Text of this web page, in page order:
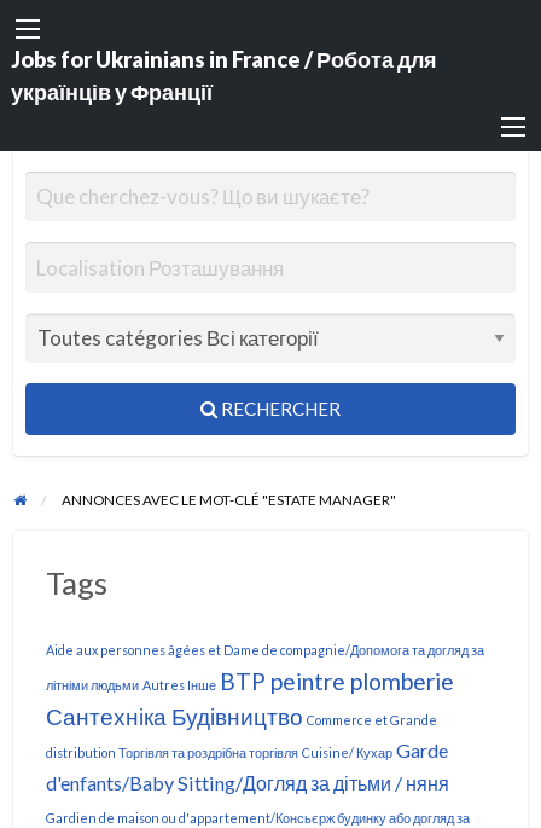
Jobs for Ukrainians in France / Робота для
українців у Франції
RECHERCHER
ANNONCES AVEC LE MOT-CLÉ "ESTATE MANAGER"
Tags
Aide aux personnes âgées et Dame de compagnie/Допомога та догляд за
літніми людьми Autres Інше BTP peintre plomberie
Сантехніка Будівництво Commerce et Grande
distribution Торгівля та роздрібна торгівля Cuisine/ Кухар Garde
d'enfants/Baby Sitting/Догляд за дітьми / няня
Gardien de maison ou d'appartement/Консьєрж будинку або догляд за